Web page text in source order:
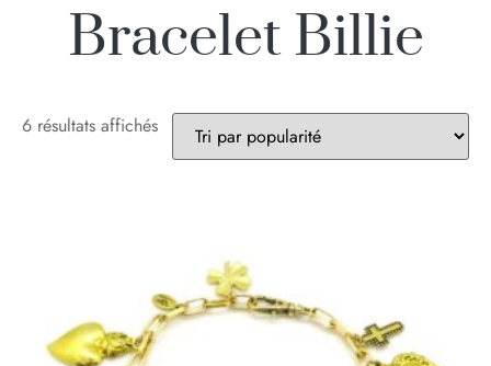
Bracelet Billie
6 résultats affichés